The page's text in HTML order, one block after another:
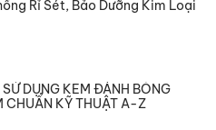
Rỉ Sét, Bảo Dưỡng Kim Loại
DỤNG KEM ĐÁNH BÓNG
CHUẨN KỸ THUẬT A-Z